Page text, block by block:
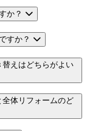
か？
すか？
えはどちらがよい
体リフォームのど